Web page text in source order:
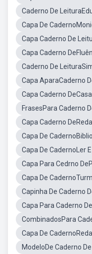
Caderno De
Capa De
Capa Caderno De
Capa Caderno
Caderno De
Capa AparaCaderno
Capa Caderno
FrasesPara Caderno
Capa Caderno
Capa De
Capa De CadernoLer
Capa Para Cedrno
Capa De
Capinha De Caderno
Capa Para Caderno
CombinadosPara
Capa De
ModeloDe Caderno